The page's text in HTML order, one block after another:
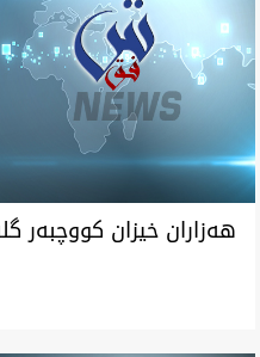
هه‌زاران خيزان كووچبه‌ر